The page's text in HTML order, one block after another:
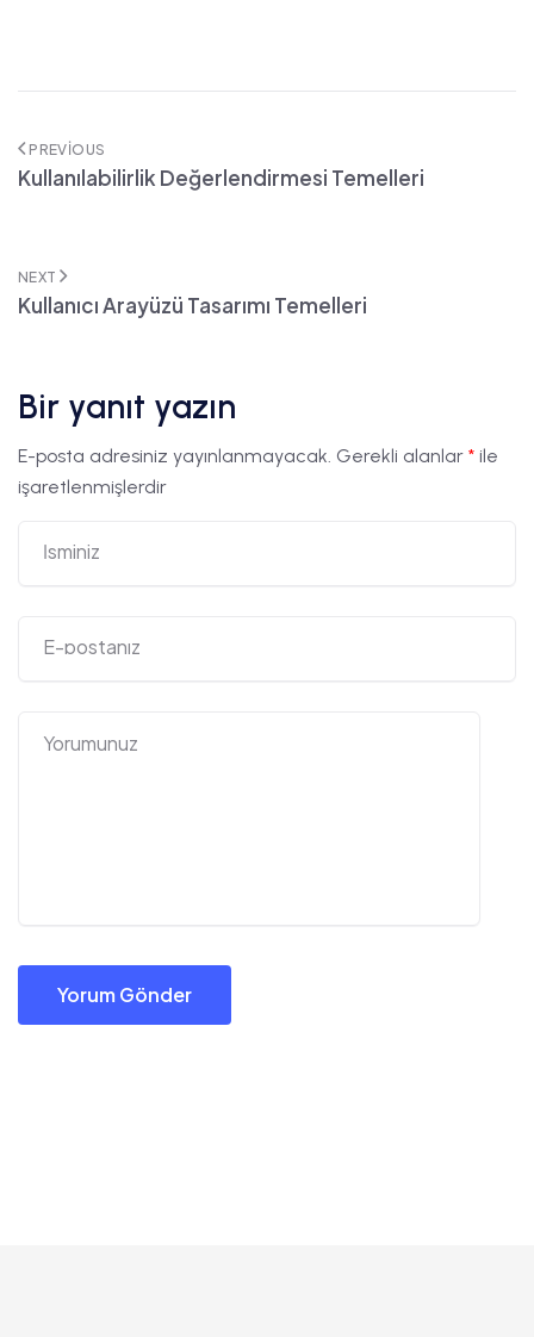
PREVIOUS
Kullanılabilirlik Değerlendirmesi Temelleri
NEXT
Kullanıcı Arayüzü Tasarımı Temelleri
Bir yanıt yazın
E-posta adresiniz yayınlanmayacak. Gerekli alanlar * ile
işaretlenmişlerdir
Yorum Gönder